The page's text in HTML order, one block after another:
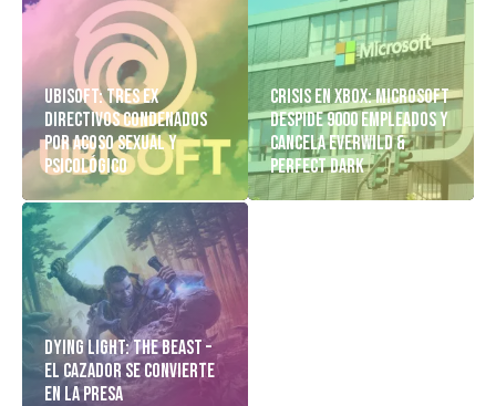
Ubisoft: Tres Ex
Directivos Condenados
Por Acoso Sexual y
Psicológico
Crisis en Xbox: Microsoft
despide 9000 empleados y
cancela Everwild &
Perfect Dark
Dying Light: The Beast –
El cazador Se Convierte
En La Presa